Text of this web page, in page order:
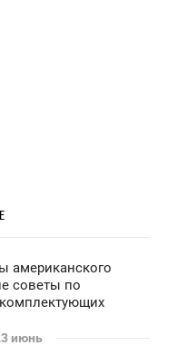
американского
советы по
июнь